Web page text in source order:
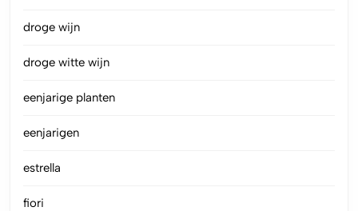
droge wijn
droge witte wijn
eenjarige planten
eenjarigen
estrella
fiori